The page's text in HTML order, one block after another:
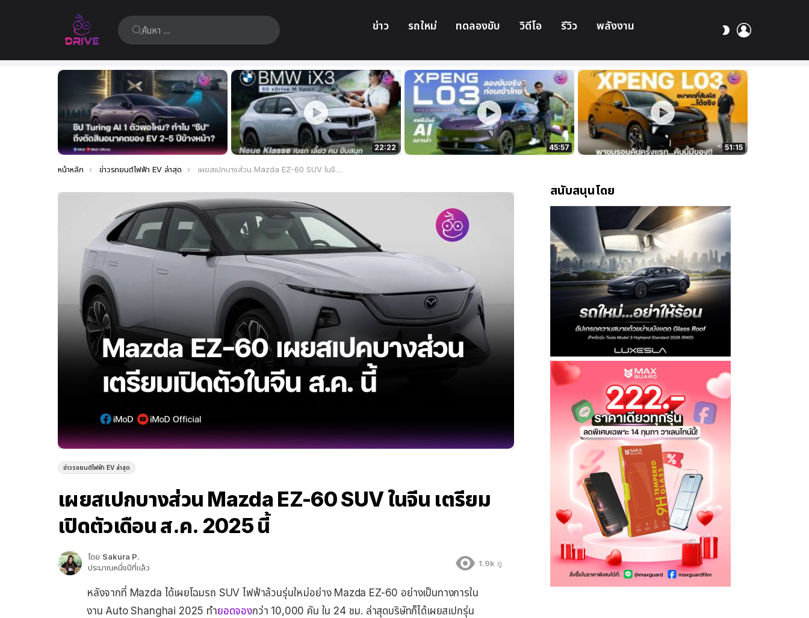
ค้นหา: ข่าว รถใหม่ ทดลองขับ วิดีโอ รีวิว พลังงาน
สลับ
เรื่อง
ล่าสุด
22:22 45:57 51:15
คุณอยู่ที่นี่:
หน้าหลัก ข่าวรถยนต์ไฟฟ้า EV ล่าสุด เผยสเปกบางส่วน Mazda EZ-60 SUV ในจีน เตรียมเปิดตัวเดือน ส.ค. 2025 นี้
ข่าวรถยนต์ไฟฟ้า EV ล่าสุด
เผยสเปกบางส่วน Mazda EZ-60 SUV ในจีน เตรียม
เปิดตัวเดือน ส.ค. 2025 นี้
โดย Sakura P.
ประมาณหนึ่งปีที่แล้ว
1.9k ดู
หลังจากที่ Mazda ได้เผยโฉมรถ SUV ไฟฟ้าล้วนรุ่นใหม่อย่าง Mazda EZ-60 อย่างเป็นทางการใน
งาน Auto Shanghai 2025 ทำยอดจองกว่า 10,000 คัน ใน 24 ชม. ล่าสุดบริษัทก็ได้เผยสเปกรุ่น
สนับสนุนโดย